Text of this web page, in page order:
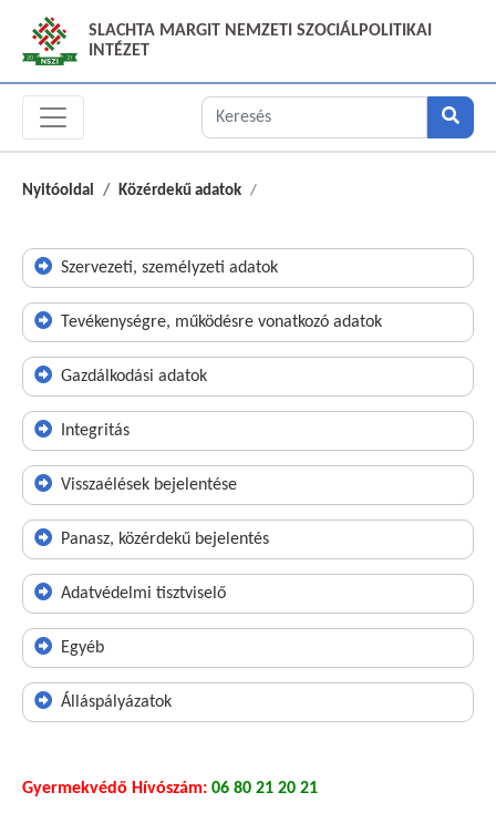
SLACHTA MARGIT NEMZETI SZOCIÁLPOLITIKAI
INTÉZET
Nyitóoldal Közérdekű adatok
Szervezeti, személyzeti adatok
Tevékenységre, működésre vonatkozó adatok
Gazdálkodási adatok
Integritás
Visszaélések bejelentése
Panasz, közérdekű bejelentés
Adatvédelmi tisztviselő
Egyéb
Álláspályázatok
Gyermekvédő Hívószám: 06 80 21 20 21